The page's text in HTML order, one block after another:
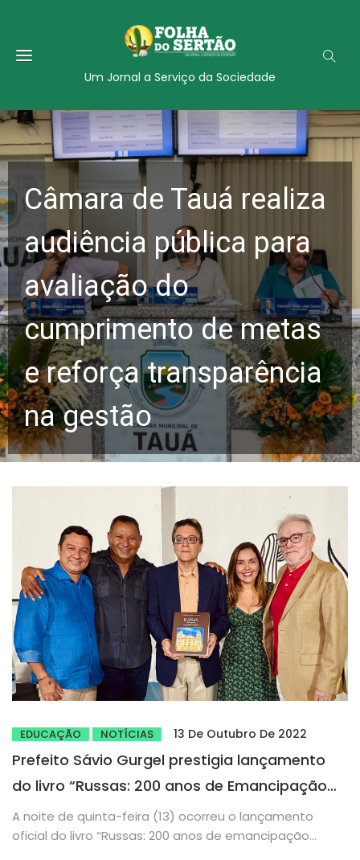
Um Jornal a Serviço da Sociedade
Câmara de Tauá realiza
audiência pública para
avaliação do
cumprimento de metas
e reforça transparência
na gestão
EDUCAÇÃO NOTÍCIAS 13 De Outubro De 2022
Prefeito Sávio Gurgel prestigia lançamento
do livro “Russas: 200 anos de Emancipação
Política”
A noite de quinta-feira (13) ocorreu o lançamento
oficial do livro “Russas: 200 anos de emancipação